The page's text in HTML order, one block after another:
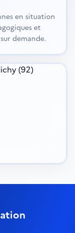
en situation
et
demande.